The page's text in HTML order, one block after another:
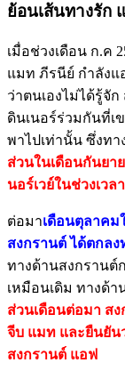
ย้อนเส้นทางรัก
เมื่อช่วงเดือน ก.ค
แมท ภีรนีย์ กำลัง
ว่าตนเองไม่ได้รู้จั
ดินเนอร์ร่วมกันที่เ
พาไปเท่านั้น ซึ่งทา
ส่วนในเดือนกันยา
นอร์เวย์ในช่วงเวล
ต่อมาเดือนตุลาคม
สงกรานต์ ได้ตกล
ทางด้านสงกรานต์
เหมือนเดิม ทางด้
ส่วนเดือนต่อมา ส
จีบ แมท และยืนยั
สงกรานต์ แอฟ